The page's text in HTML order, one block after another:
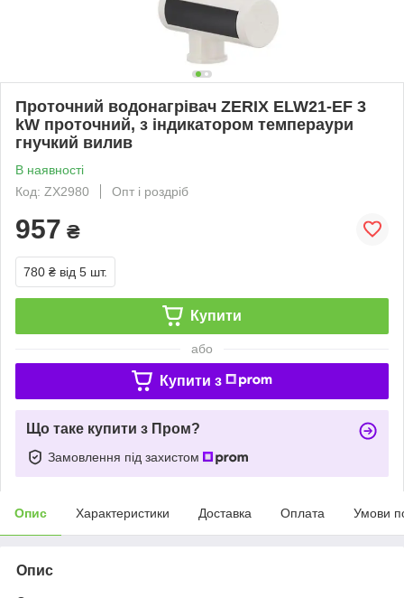
Проточний водонагрівач ZERIX ELW21-EF 3
kW проточний, з індикатором темпераури
гнучкий вилив
В наявності
Код: ZX2980
Опт і роздріб
957 ₴
780 ₴ від 5 шт.
Купити
або
Купити з
Що таке купити з Пром?
Замовлення під захистом
Опис Характеристики Доставка Оплата Умови
Опис